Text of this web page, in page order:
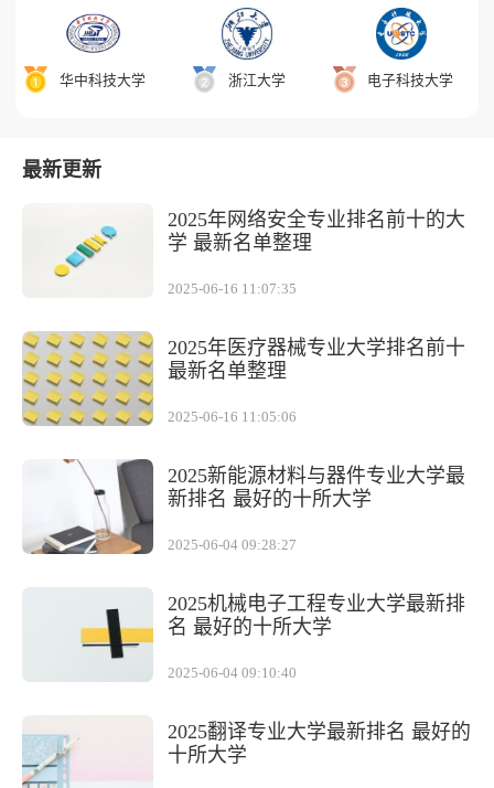
华中科技大学 浙江大学 电子科技大学
最新更新
2025年网络安全专业排名前十的大
学 最新名单整理
2025-06-16 11:07:35
2025年医疗器械专业大学排名前十
最新名单整理
2025-06-16 11:05:06
2025新能源材料与器件专业大学最
新排名 最好的十所大学
2025-06-04 09:28:27
2025机械电子工程专业大学最新排
名 最好的十所大学
2025-06-04 09:10:40
2025翻译专业大学最新排名 最好的
十所大学